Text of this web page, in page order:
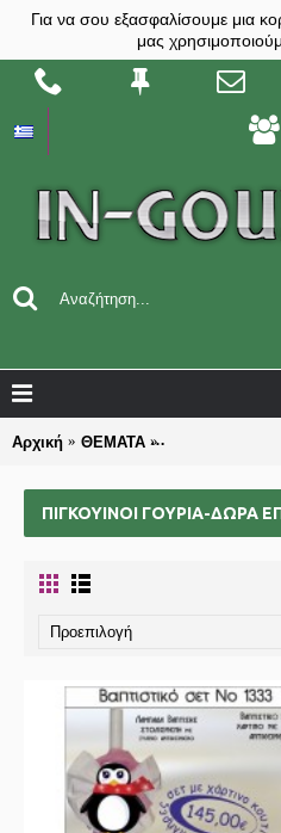
Για να σου εξασφαλίσουμε μια
μας
Αρχική ΘΕΜΑΤΑ ΠΙΓΚΟΥΙΝΟΙ